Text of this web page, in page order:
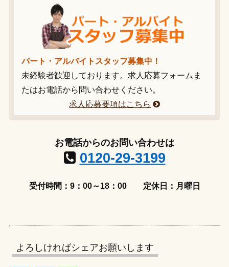
パート・アルバイトスタッフ募集中！
未経験者歓迎しております。求人応募フォームま
たはお電話から問い合わせください。
求人応募要項はこちら
お電話からのお問い合わせは
0120-29-3199
受付時間：9：00～18：00 定休日：月曜日
よろしければシェアお願いします